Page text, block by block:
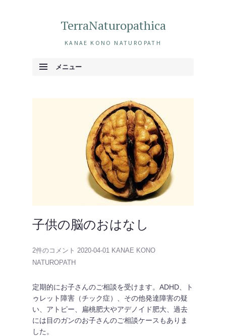
TerraNaturopathica
KANAE KONO NATUROPATH
メニュー
子供の脳のおはなし
2件のコメント 2020-04-01 KANAE KONO
NATUROPATH
定期的にお子さんのご相談を受けます。ADHD、ト
ゥレット障害（チック症）、その他発達障害の疑
い、アトピー、扁桃肥大やアデノイド肥大、過去
には目のガンのお子さんのご相談ケースもありま
した。